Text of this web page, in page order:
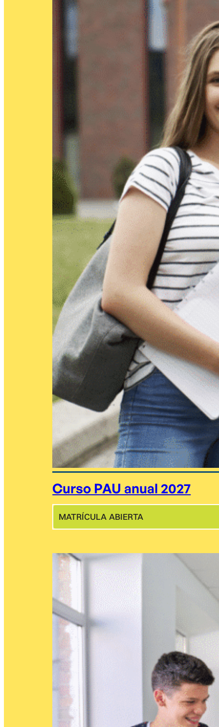
Curso PAU anual 2027
MATRÍCULA ABIERTA